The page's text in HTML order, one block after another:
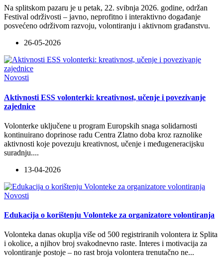
Na splitskom pazaru je u petak, 22. svibnja 2026. godine, održan
Festival održivosti – javno, neprofitno i interaktivno događanje
posvećeno održivom razvoju, volontiranju i aktivnom građanstvu.
26-05-2026
Novosti
Aktivnosti ESS volonterki: kreativnost, učenje i povezivanje
zajednice
Volonterke uključene u program Europskih snaga solidarnosti
kontinuirano doprinose radu Centra Zlatno doba kroz raznolike
aktivnosti koje povezuju kreativnost, učenje i međugeneracijsku
suradnju....
13-04-2026
Novosti
Edukacija o korištenju Volonteke za organizatore volontiranja
Volonteka danas okuplja više od 500 registriranih volontera iz Splita
i okolice, a njihov broj svakodnevno raste. Interes i motivacija za
volontiranje postoje – no rast broja volontera trenutačno ne...